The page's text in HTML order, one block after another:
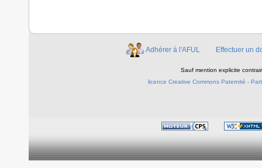
Adhérer à l'AFUL Effectuer un
Sauf mention explicite
licence Creative Commons Paternité -